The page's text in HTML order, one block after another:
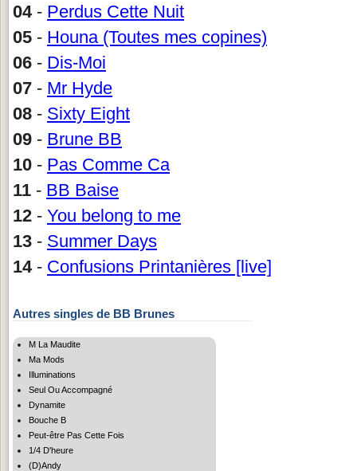
04- Perdus Cette Nuit
05 - Houna (Toutes mes copines)
06 - Dis-Moi
07 - Mr Hyde
08 - Sixty Eight
09 - Brune BB
10 - Pas Comme Ca
11 - BB Baise
12 - You belong to me
13 - Summer Days
14- Confusions Printanières [live]
Autres singles de BB Brunes
M La Maudite
Ma Mods
Illuminations
Seul Ou Accompagné
Dynamite
Bouche B
Peut-être Pas Cette Fois
1/4 D'heure
(D)Andy